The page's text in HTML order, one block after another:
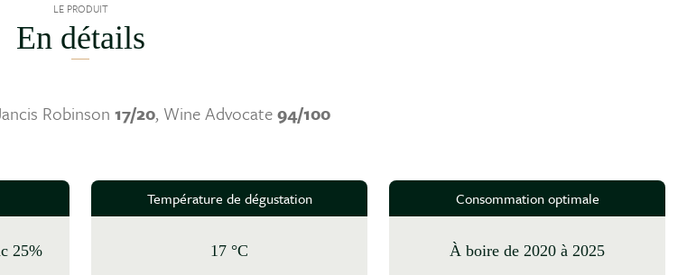
LE PRODUIT
En détails
Robinson 17/20, Wine Advocate94/100
25%
Température de dégustation
17 °C
Consommation optimale
à boire de 2020 à 2025